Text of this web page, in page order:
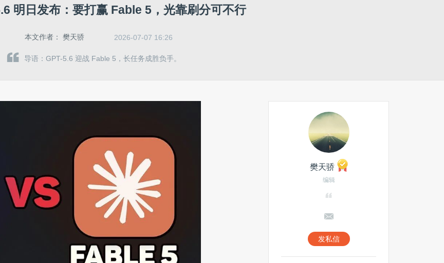
明日发布：要打赢 Fable 5，光靠刷分可不行
本文作者： 樊天骄 2026-07-07 16:26
导语：GPT-5.6 迎战 Fable 5，长任务成胜负手。
樊天骄
编辑
发私信